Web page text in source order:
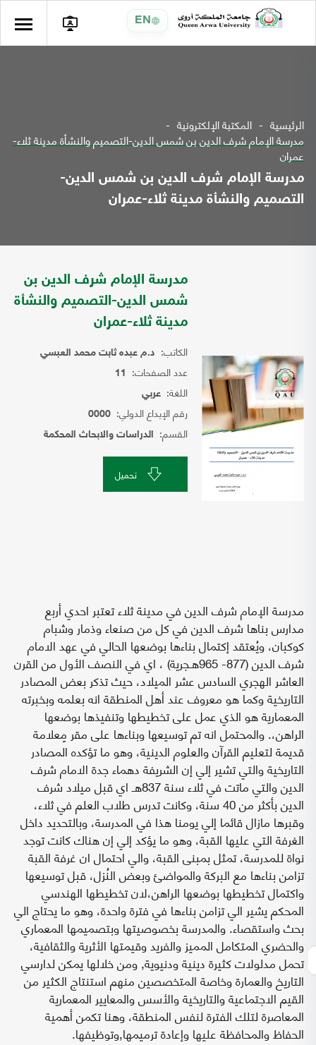
EN
الرئيسية المكتبة الإلكترونية
مدرسة الإمام شرف الدين بن شمس الدين-التصميم والنشأة مدينة ثلاء-
عمران
مدرسة الإمام شرف الدين بن شمس الدين-
التصميم والنشأة مدينة ثلاء-عمران
مدرسة الإمام شرف الدين بن
شمس الدين-التصميم والنشأة
مدينة ثلاء-عمران
الكاتب: د.م عبده ثابت محمد العبسي
عدد الصفحات: 11
اللغة: عربي
رقم الإيداع الدولي: 0000
القسم: الدراسات والابحاث المحكمة
تحميل
مدرسة الإمام شرف الدين في مدينة ثلاء تعتبر احدي أربع
مدارس بناها شرف الدين في كل من صنعاء وذمار وشبام
كوكبان، ويُعتقد إكتمال بناءها بوضعها الحالي في عهد الامام
شرف الدين (877- 965هـجرية) ، اي في النصف الأول من القرن
العاشر الهجري السادس عشر الميلاد، حيث تذكر بعض المصادر
التاريخية وكما هو معروف عند أهل المنطقة انه بعلمه وبخبرته
المعمارية هو الذي عمل على تخطيطها وتنفيذها بوضعها
الراهن،. والمحتمل انه تم توسيعها وبناءها على مقر مٍعلامة
قديمة لتعليم القرآن والعلوم الدينية، وهو ما تؤكده المصادر
التاريخية والتي تشير إلي إن الشريفة دهماء جدة الامام شرف
الدين والتي ماتت في ثلاء سنة 837هـ اي قبل ميلاد شرف
الدين بأكثر من 40 سنة، وكانت تدرس طلاب العلم في ثلاء،
وقبرها مازال قائما إلي يومنا هذا في المدرسة، وبالتحديد داخل
الغرفة التي عليها القبة، وهو ما يؤكد إلي إن هناك كانت توجد
نواة للمدرسة، تمثل بمبنى القبة، والي احتمال ان غرفة القبة
تزامن بناءها مع البركة والمواضئ وبعض النُزل، قبل توسيعها
واكتمال تخطيطها بوضعها الراهن،لان تخطيطها الهندسي
المحكم يشير الي تزامن بناءها في فترة واحدة، وهو ما يحتاج الي
بحث واستقصاء. والمدرسة بخصوصيتها وبتصميمها المعماري
والحضري المتكامل المميز والفريد وقيمتها الأثرية والثقافية،
تحمل مدلولات كثيرة دينية ودنيوية, ومن خلالها يمكن لدارسي
التاريخ والعمارة وخاصة المتخصصين منهم استنتاج الكثير من
القيم الاجتماعية والتاريخية والأسس والمعايير المعمارية
المعاصرة لتلك الفترة لنفس المنطقة، وهنا تكمن أهمية
الحفاظ والمحافظة عليها وإعادة ترميمها,وتوظيفها.